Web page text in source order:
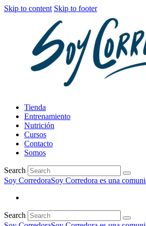
Skip to content Skip to footer
Tienda
Entrenamiento
Nutrición
Cursos
Contacto
Somos
Search
Soy CorredoraSoy Corredora es una
Search